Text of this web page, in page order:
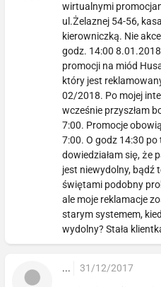
wirtualnymi
ul.Żelaznej 54-56,
kierowniczką. Nie
godz. 14:00
promocji na miód
który jest
02/2018. Po mojej
wcześnie przyszłam
7:00. Promocje
7:00. O godz 14:30
dowiedziałam się, że
jest niewydolny, bądź
świętami podobny
ale moje reklamacje
starym systemem,
wydolny? Stała
... 31/12/2017